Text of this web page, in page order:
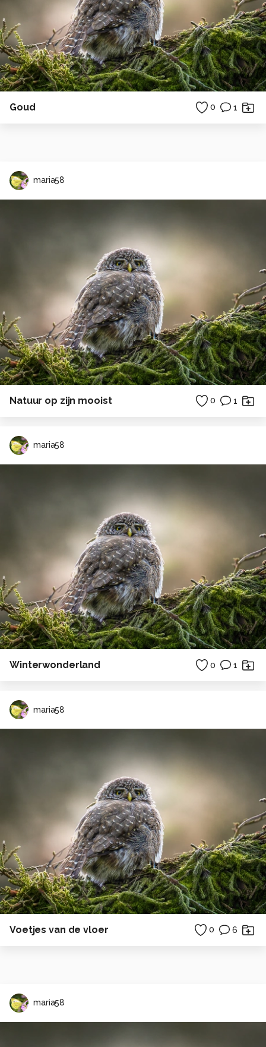
Goud 0 1
maria58
Natuur op zijn mooist 0 1
maria58
Winterwonderland 0 1
maria58
Voetjes van de vloer 0 6
maria58